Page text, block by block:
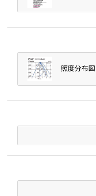
照度分布図